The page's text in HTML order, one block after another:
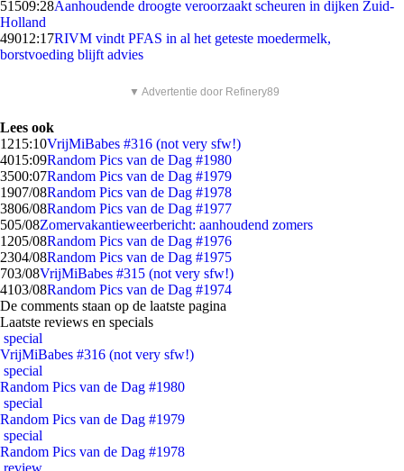
51509:28Aanhoudende droogte veroorzaakt scheuren in dijken Zuid-
Holland
49012:17RIVM vindt PFAS in al het geteste moedermelk,
borstvoeding blijft advies
▼ Advertentie door Refinery89
Lees ook
1215:10VrijMiBabes #316 (not very sfw!)
4015:09Random Pics van de Dag #1980
3500:07Random Pics van de Dag #1979
1907/08Random Pics van de Dag #1978
3806/08Random Pics van de Dag #1977
505/08Zomervakantieweerbericht: aanhoudend zomers
1205/08Random Pics van de Dag #1976
2304/08Random Pics van de Dag #1975
703/08VrijMiBabes #315 (not very sfw!)
4103/08Random Pics van de Dag #1974
De comments staan op de laatste pagina
Laatste reviews en specials
special
VrijMiBabes #316 (not very sfw!)
special
Random Pics van de Dag #1980
special
Random Pics van de Dag #1979
special
Random Pics van de Dag #1978
review